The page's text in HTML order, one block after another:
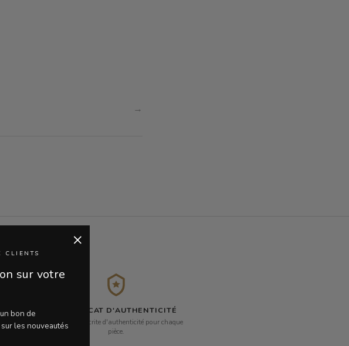
→
une
CERTIFICAT D'AUTHENTICITÉ
Attestation écrite d'authenticité pour chaque
pièce.
×
CLIENTS
sur votre
bon de
les nouveautés